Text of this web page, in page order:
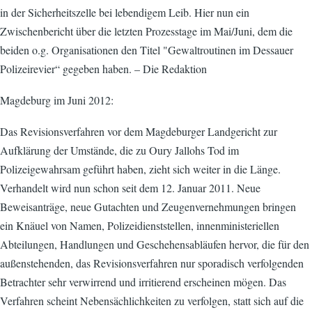
in der Sicherheitszelle bei lebendigem Leib. Hier nun ein
Zwischenbericht über die letzten Prozesstage im Mai/Juni, dem die
beiden o.g. Organisationen den Titel "Gewaltroutinen im Dessauer
Polizeirevier“ gegeben haben. – Die Redaktion
Magdeburg im Juni 2012:
Das Revisionsverfahren vor dem Magdeburger Landgericht zur
Aufklärung der Umstände, die zu Oury Jallohs Tod im
Polizeigewahrsam geführt haben, zieht sich weiter in die Länge.
Verhandelt wird nun schon seit dem 12. Januar 2011. Neue
Beweisanträge, neue Gutachten und Zeugenvernehmungen bringen
ein Knäuel von Namen, Polizeidienststellen, innenministeriellen
Abteilungen, Handlungen und Geschehensabläufen hervor, die für den
außenstehenden, das Revisionsverfahren nur sporadisch verfolgenden
Betrachter sehr verwirrend und irritierend erscheinen mögen. Das
Verfahren scheint Nebensächlichkeiten zu verfolgen, statt sich auf die